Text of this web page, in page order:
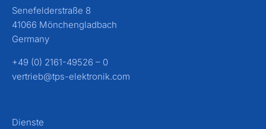
Senefelderstraße 8
41066 Mönchengladbach
Germany
+49 (0) 2161-49526 – 0
vertrieb@tps-elektronik.com
Dienste